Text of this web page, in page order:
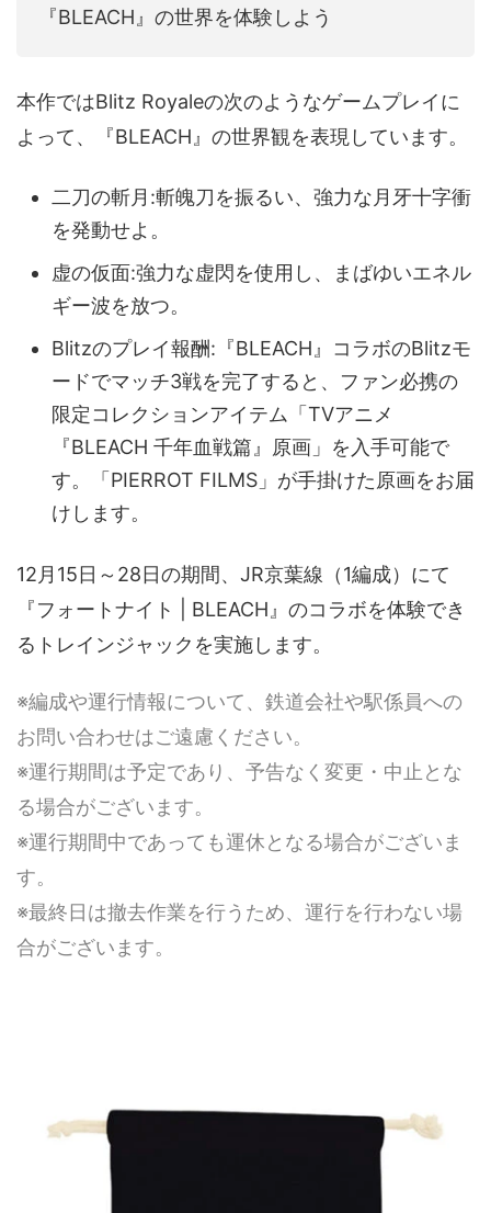
『BLEACH』の世界を体験しよう
本作ではBlitz Royaleの次のようなゲームプレイに
よって、『BLEACH』の世界観を表現しています。
二刀の斬月:斬魄刀を振るい、強力な月牙十字衝
を発動せよ。
虚の仮面:強力な虚閃を使用し、まばゆいエネル
ギー波を放つ。
Blitzのプレイ報酬:『BLEACH』コラボのBlitzモ
ードでマッチ3戦を完了すると、ファン必携の
限定コレクションアイテム「TVアニメ
『BLEACH 千年血戦篇』原画」を入手可能で
す。「PIERROT FILMS」が手掛けた原画をお届
けします。
12月15日～28日の期間、JR京葉線（1編成）にて
『フォートナイト | BLEACH』のコラボを体験でき
るトレインジャックを実施します。
※編成や運行情報について、鉄道会社や駅係員への
お問い合わせはご遠慮ください。
※運行期間は予定であり、予告なく変更・中止とな
る場合がございます。
※運行期間中であっても運休となる場合がございま
す。
※最終日は撤去作業を行うため、運行を行わない場
合がございます。